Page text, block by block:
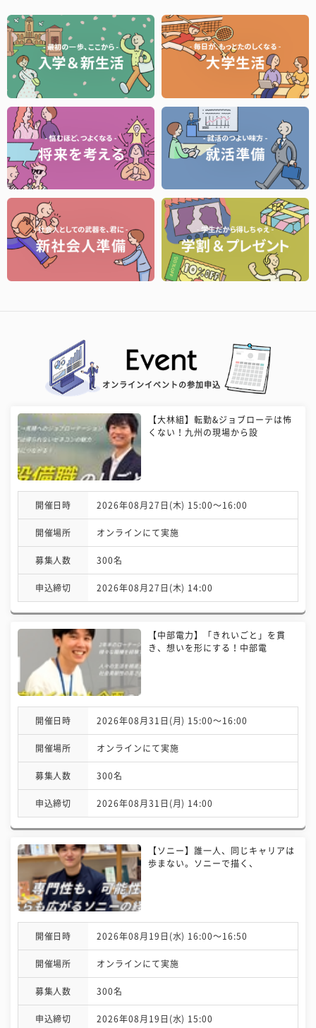
オンラインイベントの参加申込
【大林組】転勤&ジョブローテは怖
くない！九州の現場から設
開催日時 2026年08月27日(木) 15:00〜16:00
開催場所 オンラインにて実施
募集人数 300名
申込締切 2026年08月27日(木) 14:00
【中部電力】「きれいごと」を貫
き、想いを形にする！中部電
開催日時 2026年08月31日(月) 15:00〜16:00
開催場所 オンラインにて実施
募集人数 300名
申込締切 2026年08月31日(月) 14:00
【ソニー】誰一人、同じキャリアは
歩まない。ソニーで描く、
開催日時 2026年08月19日(水) 16:00〜16:50
開催場所 オンラインにて実施
募集人数 300名
申込締切 2026年08月19日(水) 15:00